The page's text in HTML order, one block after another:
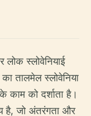
लोक स्लोवेनियाई
तालमेल स्लोवेनिया
काम को दर्शाता है।
है, जो अंतरंगता और